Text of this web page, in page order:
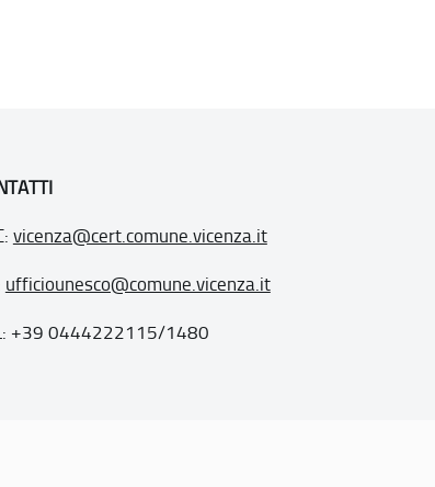
vicenza@cert.comune.vicenza.it
ufficiounesco@comune.vicenza.it
+39 0444222115/1480